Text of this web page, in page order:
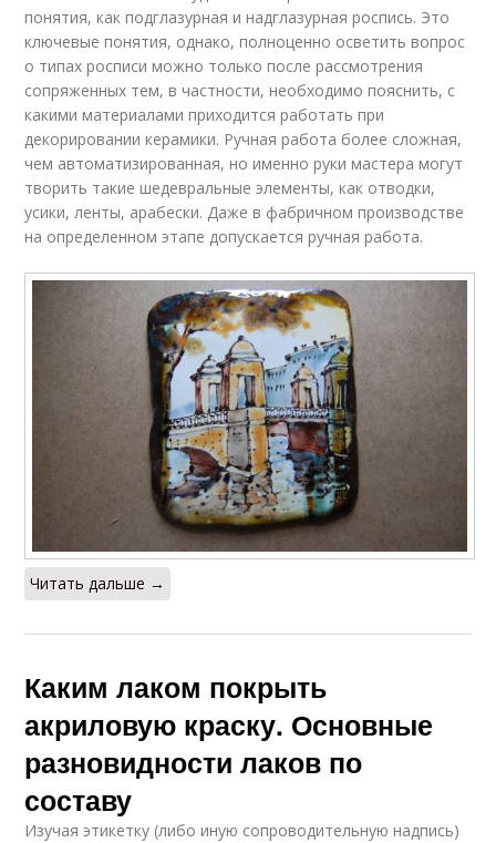
понятия, как подглазурная и надглазурная роспись. Это
ключевые понятия, однако, полноценно осветить вопрос
о типах росписи можно только после рассмотрения
сопряженных тем, в частности, необходимо пояснить, с
какими материалами приходится работать при
декорировании керамики. Ручная работа более сложная,
чем автоматизированная, но именно руки мастера могут
творить такие шедевральные элементы, как отводки,
усики, ленты, арабески. Даже в фабричном производстве
на определенном этапе допускается ручная работа.
Читать дальше →
Каким лаком покрыть
акриловую краску. Основные
разновидности лаков по
составу
Изучая этикетку (либо иную сопроводительную надпись)